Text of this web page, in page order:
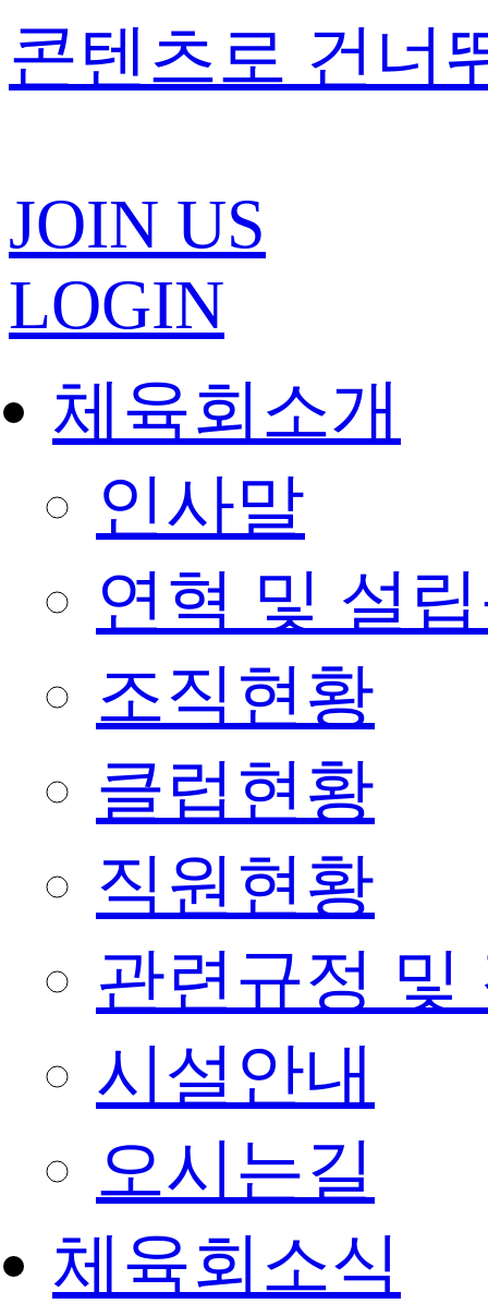
콘텐츠로 건너
JOIN US
LOGIN
체육회소개
인사말
연혁 및 설
조직현황
클럽현황
직원현황
관련규정 및
시설안내
오시는길
체육회소식